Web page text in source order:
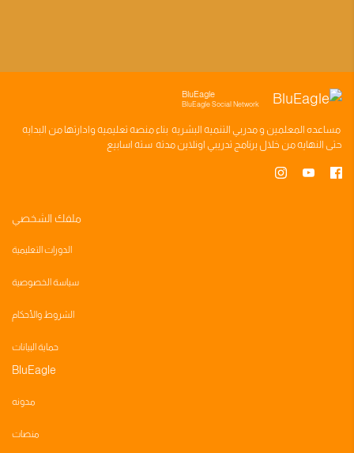
BluEagle
BluEagle Social Network
مساعده المعلمين ومدربي التنميه البشريه بناءمنصه تعليميه وادارتها من البدايه
حتى النهايه من خلال برنامج تدريبي اونلاين مدته سته اسابيع
ملفك الشخصي
الدورات التعليمية
سياسة الخصوصية
الشروط والأحكام
حماية البيانات
BluEagle
مدونه
منصات